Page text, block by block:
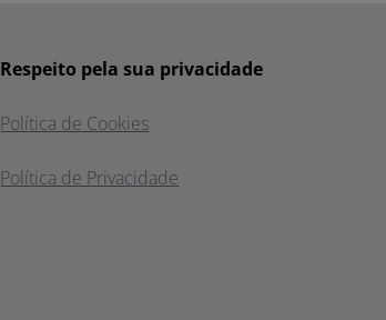
Respeito pela sua privacidade
Política de Cookies
Política de Privacidade